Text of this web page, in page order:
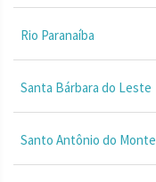
Rio Paranaíba
Santa Bárbara do Leste
Santo Antônio do Monte